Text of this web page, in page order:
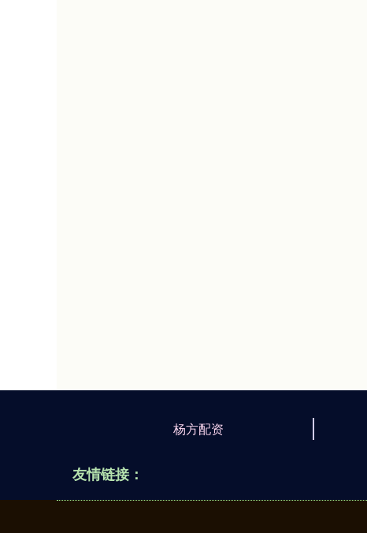
杨方配资
友情链接：